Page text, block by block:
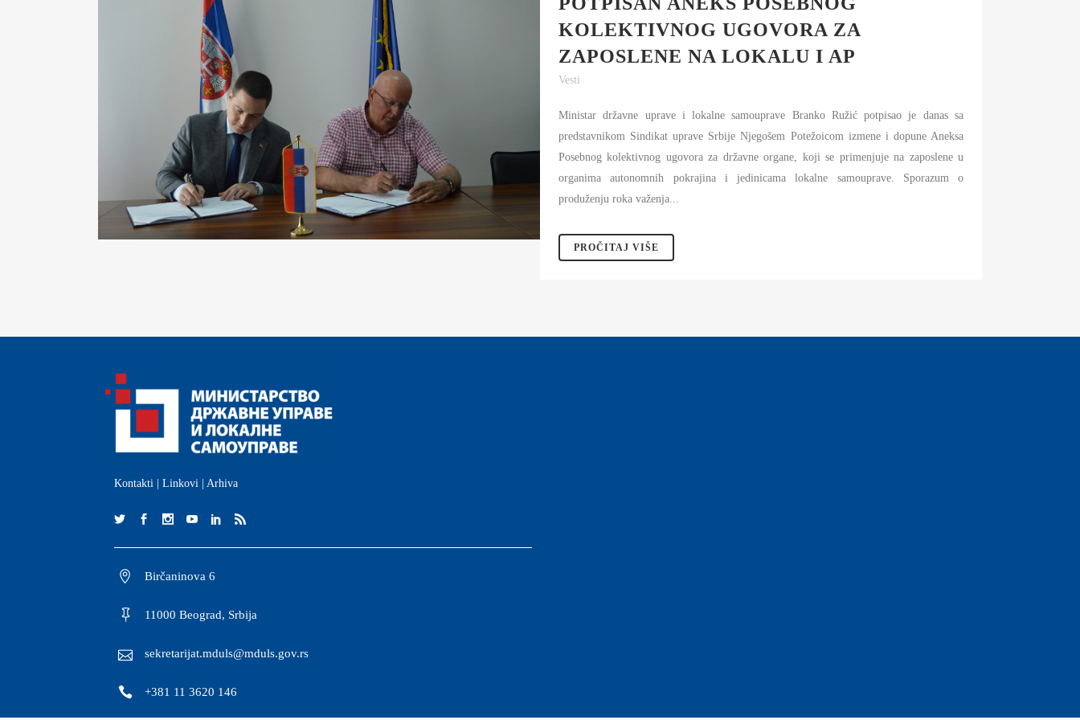
INFORMATOR O RADU
BUDŽET MINISTARSTVA
FINANSIJSKO UPRAVLJANJE I
KONTROLA
JAVNE NABAVKE
PLAN JAVNIH NABAVKI I IZVEŠTAJI
KOLEKTIVNOG UGOVORA ZA
ZAPOSLENE NA LOKALU I AP
Vesti
Ministar državne uprave i lokalne samouprave Branko Ružić potpisao je danas sa
predstavnikom Sindikat uprave Srbije Njegošem Potežoicom izmene i dopune Aneksa
Posebnog kolektivnog ugovora za državne organe, koji se primenjuje na zaposlene u
organima autonomnih pokrajina i jedinicama lokalne samouprave. Sporazum o
produženju roka važenja...
PROČITAJ VIŠE
Kontakti Linkovi Arhiva
Birčaninova 6
11000 Beograd, Srbija
sekretarijat.mduls@mduls.gov.rs
+381 11 3620 146